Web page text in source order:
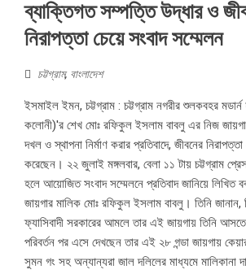
ব্যাক্তিগত সম্পত্তি উদ্ধার ও
নিরাপত্তা চেয়ে সংবাদ সম্মেলন
চট্টগ্রাম, বাংলাদেশ
ইসমাইল ইমন, চট্টগ্রাম : চট্টগ্রাম নগরীর শুলকবহর
কলোনী)'র শেখ মোঃ রফিকুল ইসলাম বাবলু এর নিজ
দখল ও স্থাপনা নির্মাণ করার প্রতিবাদে, জীবনের
করেছেন। ২২ জুলাই মঙ্গলবার, বেলা ১১ টায় চট্টগ্রাম
হলে আয়োজিত সংবাদ সম্মেলনে প্রতিবাদ জানিয়ে
জায়গার মালিক মোঃ রফিকুল ইসলাম বাবলু। তিনি
ফ্যাসিবাদী সরকারের আমলে তার এই জায়গায় তিনি
পরিবর্তন পর এসে দেখছেন তার এই ২৮ গন্ডা জায়গায়
সুমন গং সহ অন্যান্যরা জাল দলিলের মাধ্যমে মালিকানা